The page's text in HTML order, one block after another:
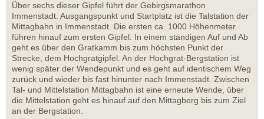
Über sechs dieser Gipfel führt der Gebirgsmarathon
Immenstadt. Ausgangspunkt und Startplatz ist die Talstation der
Mittagbahn in Immenstadt. Die ersten ca. 1000 Höhenmeter
führen hinauf zum ersten Gipfel. In einem ständigen Auf und Ab
geht es über den Gratkamm bis zum höchsten Punkt der
Strecke, dem Hochgratgipfel. An der Hochgrat-Bergstation ist
wenig später der Wendepunkt und es geht auf identischem Weg
zurück und wieder bis fast hinunter nach Immenstadt. Zwischen
Tal- und Mittelstation Mittagbahn ist eine erneute Wende, über
die Mittelstation geht es hinauf auf den Mittagberg bis zum Ziel
an der Bergstation.